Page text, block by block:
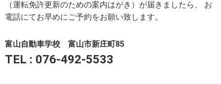
（運転免許更新のための案内はがき）が届きましたら、
お
電話にてお早めにご予約をお願い致します。
富山自動車学校 富山市新庄町85
TEL : 076-492-5533